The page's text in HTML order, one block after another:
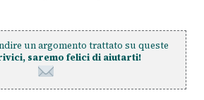
un argomento trattato su queste
saremo felici di aiutarti!